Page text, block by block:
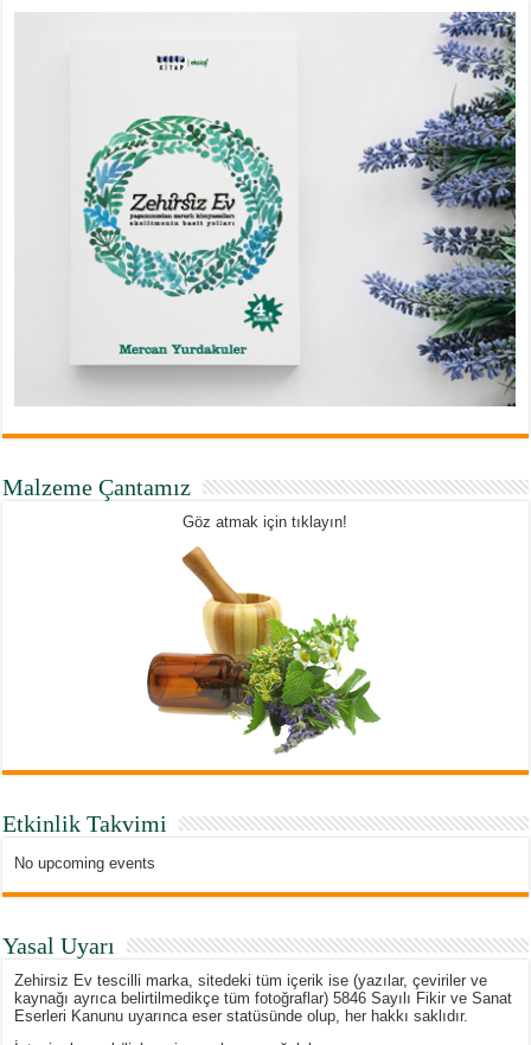
Malzeme Çantamız
Göz atmak için tıklayın!
Etkinlik Takvimi
No upcoming events
Yasal Uyarı
Zehirsiz Ev tescilli marka, sitedeki tüm içerik ise (yazılar, çeviriler ve
kaynağı ayrıca belirtilmedikçe tüm fotoğraflar) 5846 Sayılı Fikir ve Sanat
Eserleri Kanunu uyarınca eser statüsünde olup, her hakkı saklıdır.